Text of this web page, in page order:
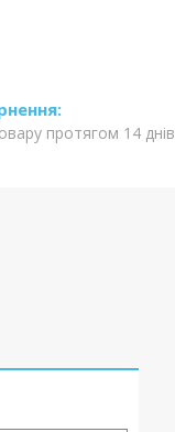
протягом 14 днів